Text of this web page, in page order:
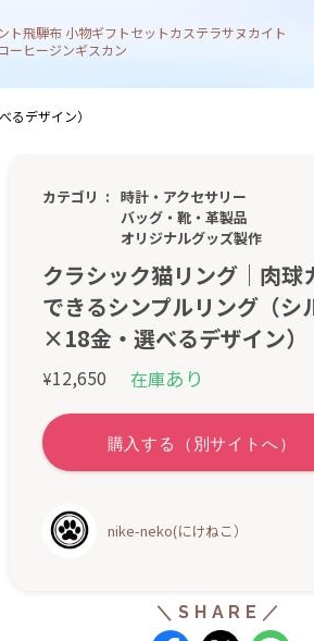
ト飛騨布 小物ギフトセットカステラサヌカイト
ーヒージンギスカン
デザイン）
カテゴリ
時計・アクセサリー
バッグ・靴・革製品
オリジナルグッズ製作
クラシック猫リング｜肉球
できるシンプルリング（シ
×18金・選べるデザイン）
¥12,650 在庫あり
nike-neko(にけねこ）